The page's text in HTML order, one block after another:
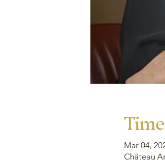
Mar 04,
Château